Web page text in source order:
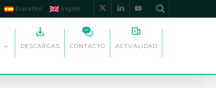
x-
linkedinyoutube
Español Inglés
DESCARGAS CONTACTO ACTUALIDAD